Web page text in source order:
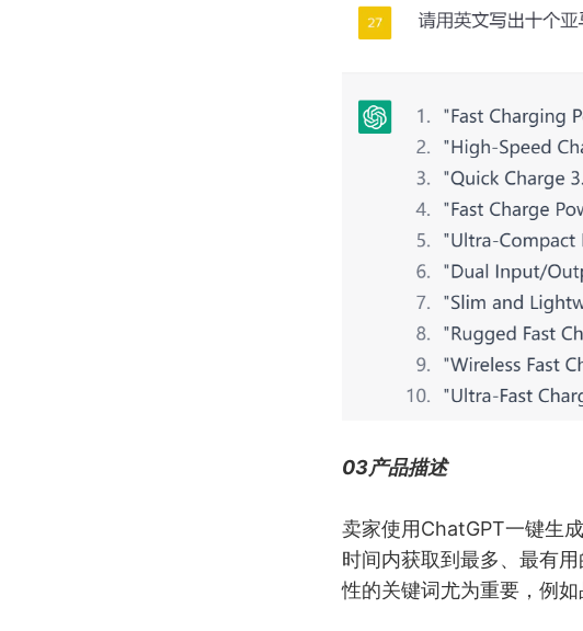
03产品描述
卖家使用ChatGPT一键生
时间内获取到最多、最有
性的关键词尤为重要，例如